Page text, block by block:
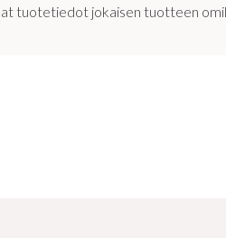
tuotetiedot jokaisen tuotteen